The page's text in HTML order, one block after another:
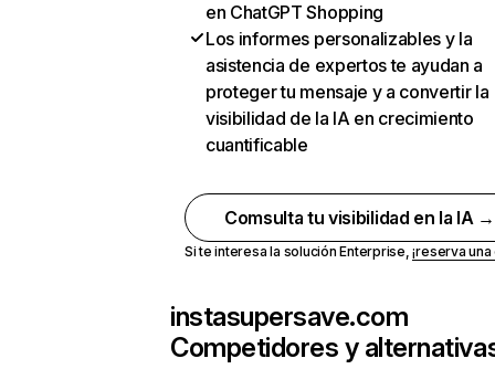
en ChatGPT Shopping
Los informes personalizables y la
asistencia de expertos te ayudan a
proteger tu mensaje y a convertir la
visibilidad de la IA en crecimiento
cuantificable
Comsulta tu visibilidad en la IA →
Si te interesa la solución Enterprise,¡reserva
instasupersave.com
Competidores y